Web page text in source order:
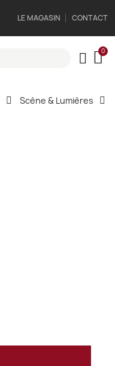
LE MAGASIN CONTACT
Scène & Lumières